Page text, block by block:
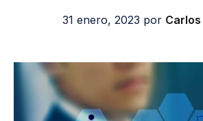
31 enero, 2023 por